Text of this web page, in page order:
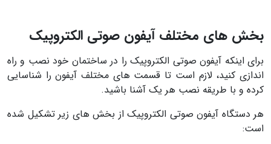
بخش های مختلف آیفون صوتی الکتروپیک
برای اینکه آیفون صوتی الکتروپیک را در ساختمان خود نصب و راه
اندازی کنید، لازم است تا قسمت های مختلف آیفون را شناسایی
کرده و با طریقه نصب هر یک آشنا باشید.
هر دستگاه آیفون صوتی الکتروپیک از بخش های زیر تشکیل شده
است: